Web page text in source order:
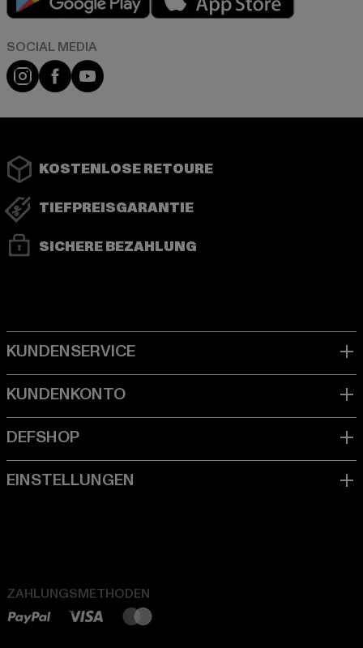
Instagram
FacebookYouTube
KOSTENLOSE RETOURE
TIEFPREISGARANTIE
SICHERE BEZAHLUNG
ZAHLUNGSMETHODEN